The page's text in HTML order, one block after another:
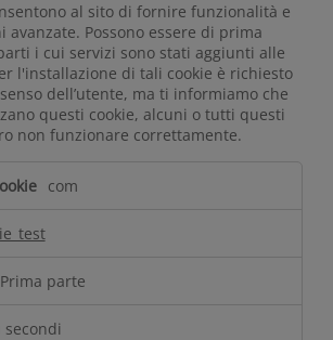
al sito di fornire funzionalità e
avanzate. Possono essere di prima
i cui servizi sono stati aggiunti alle
l'installazione di tali cookie è richiesto
dell’utente, ma ti informiamo che
questi cookie, alcuni o tutti questi
non funzionare correttamente.
com
Prima parte
secondi